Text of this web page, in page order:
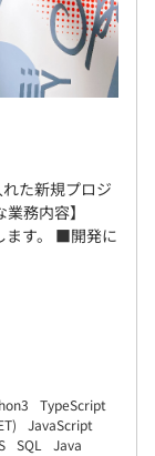
た新規プロジ
務内容】
ます。 ■開発に
TypeScript
JavaScript
SQL
Java